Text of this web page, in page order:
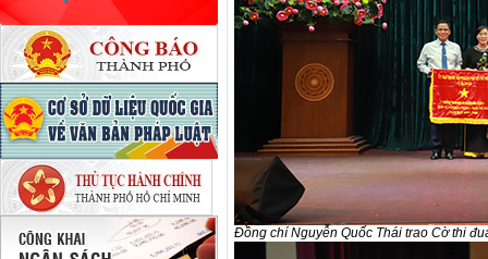
Đồng chí Nguyễn Quốc Thái trao Cờ thi